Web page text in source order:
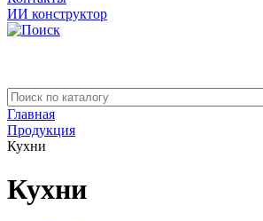
ИИ конструктор
Главная
Продукция
Кухни
Кухни